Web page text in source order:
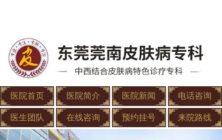
医院首页 医院简介 医院新闻 电话咨询
医生团队 在线咨询 预约挂号 来院路线